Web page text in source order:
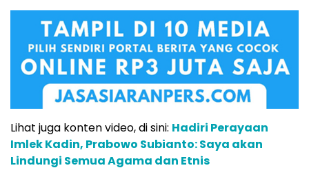
Lihat juga konten video, di sini: Hadiri Perayaan
Imlek Kadin, Prabowo Subianto: Saya akan
Lindungi Semua Agama dan Etnis